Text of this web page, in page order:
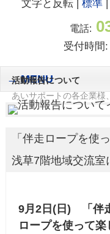
文字と反転 | 標準|
電話:
受付時間
MENU
活動報告について
あいサポートの各企業様
「伴走ロープを使
浅草7階地域交流室
9月2日(日) 「伴
ロープを使って楽